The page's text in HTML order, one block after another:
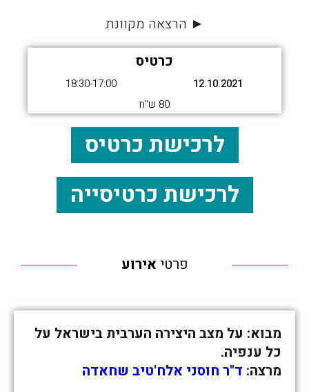
► הרצאה מקוונת
כרטיס
12.10.2021
18:30-17:00
80 ש"ח
לרכישת כרטיס
לרכישת כרטיסייה
פרטי אירוע
מבוא: על מצב היצירה הערבית בישראל על
כל ענפיה.
מרצה: ד"ר חוסני אלח'טיב שחאדה